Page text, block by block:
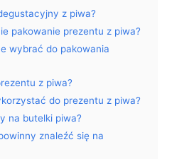
z piwa?
pakowanie prezentu z piwa?
wybrać do pakowania
z piwa?
do prezentu z piwa?
na butelki piwa?
znaleźć się na